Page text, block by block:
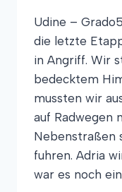
Udine –
die letzte
in Angriff. Wir
bedecktem
mussten wir
auf Radwegen
Nebenstraßen
fuhren. Adria
war es noch